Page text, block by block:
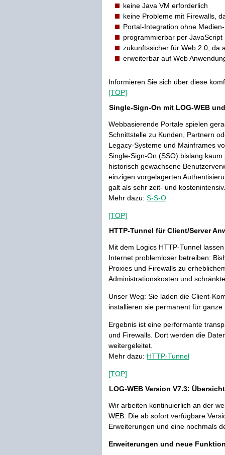
keine Java VM erforderlich
keine Probleme mit Firewalls,
Portal-Integration ohne
programmierbar per JavaScript
zukunftssicher für Web 2.0, da
erweiterbar auf Web
Informieren Sie sich über diese
[TOP]
Single-Sign-On mit LOG-WEB
Webbasierende Portale spielen
Schnittstelle zu Kunden, Partnern
Legacy-Systeme und Mainframes
Single-Sign-On (SSO) bislang
historisch gewachsene
einzigen vorgelagerten
galt als sehr zeit- und kostenintensiv.
Mehr dazu: S-S-O
[TOP]
HTTP-Tunnel für Client/Server
Mit dem Logics HTTP-Tunnel
Internet problemloser betreiben:
Proxies und Firewalls zu
Administrationskosten und
Unser Weg: Sie laden die Client-
installieren sie permanent für ganze
Ergebnis ist eine performante
und Firewalls. Dort werden die
weitergeleitet.
Mehr dazu: HTTP-Tunnel
[TOP]
LOG-WEB Version V7.3:
Wir arbeiten kontinuierlich an der
WEB. Die ab sofort verfügbare
Erweiterungen und eine nochmals
Erweiterungen und neue